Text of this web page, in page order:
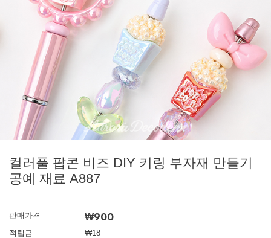
컬러풀 팝콘 비즈 DIY 키링 부자재 만들기
공예 재료 A887
판매가격 ₩900
적립금
₩18